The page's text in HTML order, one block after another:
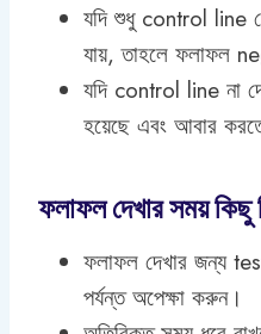
যদি শুধু control line
যায়, তাহলে ফলাফল
যদি control line না
হয়েছে এবং আবার
ফলাফল দেখার সময় কিছু
ফলাফল দেখার জন্য
পর্যন্ত অপেক্ষা করুন।